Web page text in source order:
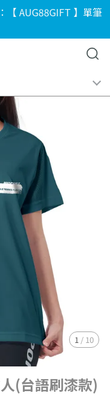
【 AUG88GIFT 】單筆
1 / 10
(台語刷漆款)